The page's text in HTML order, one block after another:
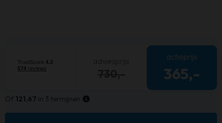
actieprijs
365,-
Of 121,67 in 3 termijnen